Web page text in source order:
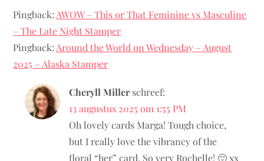
n
a
v
i
Pingback: AWOW – This or That Feminine vs Masculine
– The Late Night Stamper
Pingback: Around the World on Wednesday – August
2025 – Alaska Stamper
Cheryll Miller schreef:
13 augustus 2025 om 1:55 PM
Oh lovely cards Marga! Tough choice,
but I really love the vibrancy of the
floral “her” card. So very Rochelle! 🙂 xx